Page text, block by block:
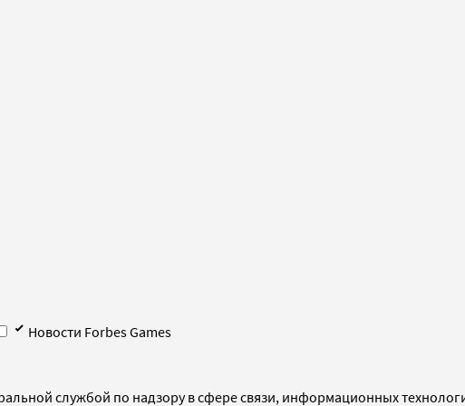
Новости Forbes Games
службой по надзору в сфере связи, информационных